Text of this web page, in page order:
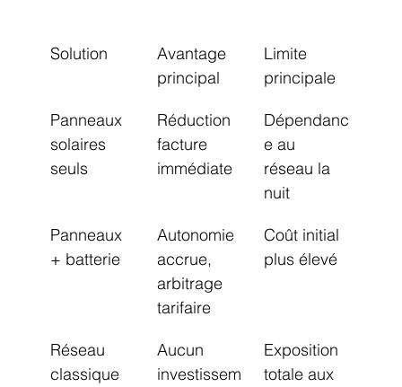
Solution
Avantage
principal
Limite
principale
Panneaux
solaires
seuls
Réduction
facture
immédiate
Dépendanc
e au
réseau la
nuit
Panneaux
+ batterie
Autonomie
accrue,
arbitrage
tarifaire
Coût initial
plus élevé
Réseau
classique
Aucun
investissem
Exposition
totale aux